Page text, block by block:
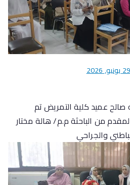
29 يونيو, 2026
صالح عميد كلية التمريض تم
من الباحثة م.م/ هالة مختار
والجراحي